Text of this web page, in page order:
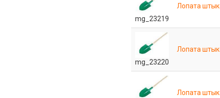
mg_23219
Лопата
mg_23220
Лопата
Лопата